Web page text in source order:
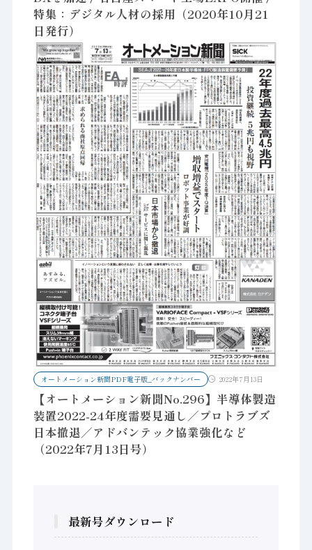
特集：デジタル人材の採用（2020年10月21
日発行）
オートメーション新聞PDF電子版_バックナンバー 2022年7月13日
【オートメーション新聞No.296】半導体製造
装置2022-24年度需要見通し／プロトラブズ
日本撤退／アドバンテック協業強化など
（2022年7月13日号）
最新号ダウンロード